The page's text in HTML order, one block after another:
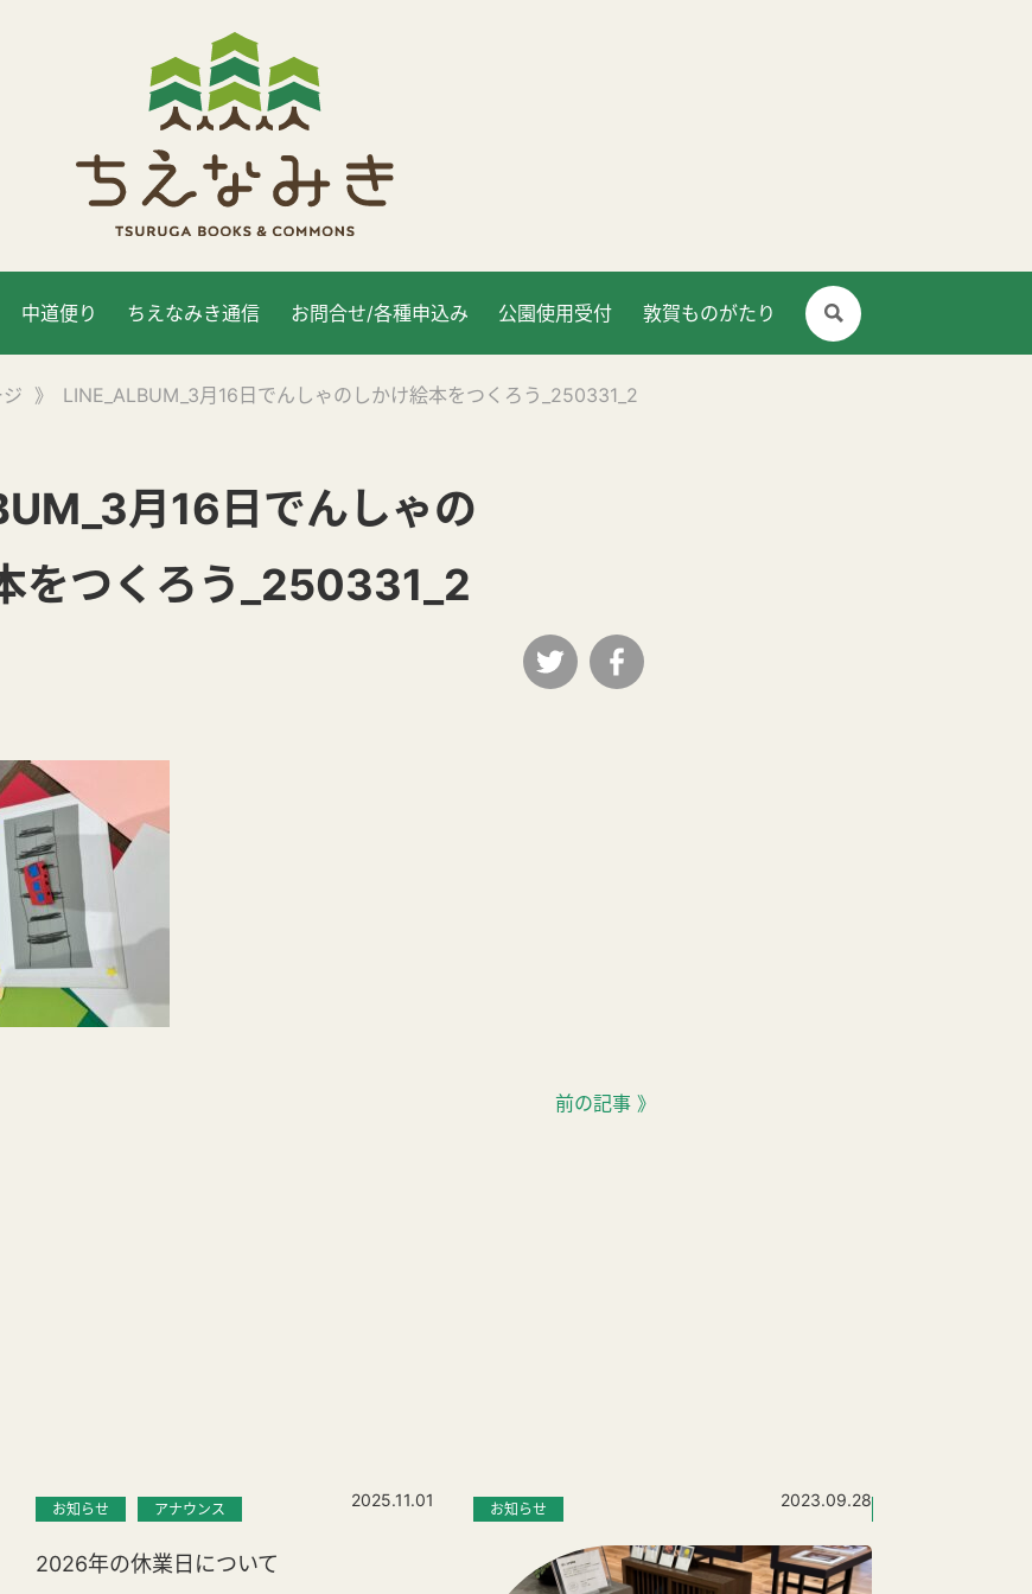
中道便り ちえなみき通信 お問合せ/各種申込み 公園使用受付 敦賀ものがたり
》 LINE_ALBUM_3月16日でんしゃのしかけ絵本をつくろう_250331_2
月16日でんしゃの
をつくろう_250331_2
前の記事 》
お知らせ アナウンス 2025.11.01
2026年の休業日について
お知らせ 2023.09.28